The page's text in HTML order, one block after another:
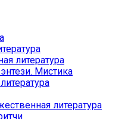
литература
Мистика
литература